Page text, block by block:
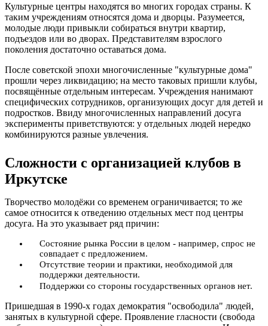
Культурные центры находятся во многих городах страны. К
таким учреждениям относятся дома и дворцы. Разумеется,
молодые люди привыкли собираться внутри квартир,
подъездов или во дворах. Представителям взрослого
поколения достаточно оставаться дома.
После советской эпохи многочисленные "культурные дома"
прошли через ликвидацию; на место таковых пришли клубы,
посвящённые отдельным интересам. Учреждения нанимают
специфических сотрудников, организующих досуг для детей и
подростков. Ввиду многочисленных направлений досуга
эксперименты приветствуются: у отдельных людей нередко
комбинируются разные увлечения.
Сложности с организацией клубов в
Иркутске
Творчество молодёжи со временем ограничивается; то же
самое относится к отведению отдельных мест под центры
досуга. На это указывает ряд причин:
Состояние рынка России в целом - например, спрос не
совпадает с предложением.
Отсутствие теории и практики, необходимой для
поддержки деятельности.
Поддержки со стороны государственных органов нет.
Пришедшая в 1990-х годах демократия "освободила" людей,
занятых в культурной сфере. Проявление гласности (свобода